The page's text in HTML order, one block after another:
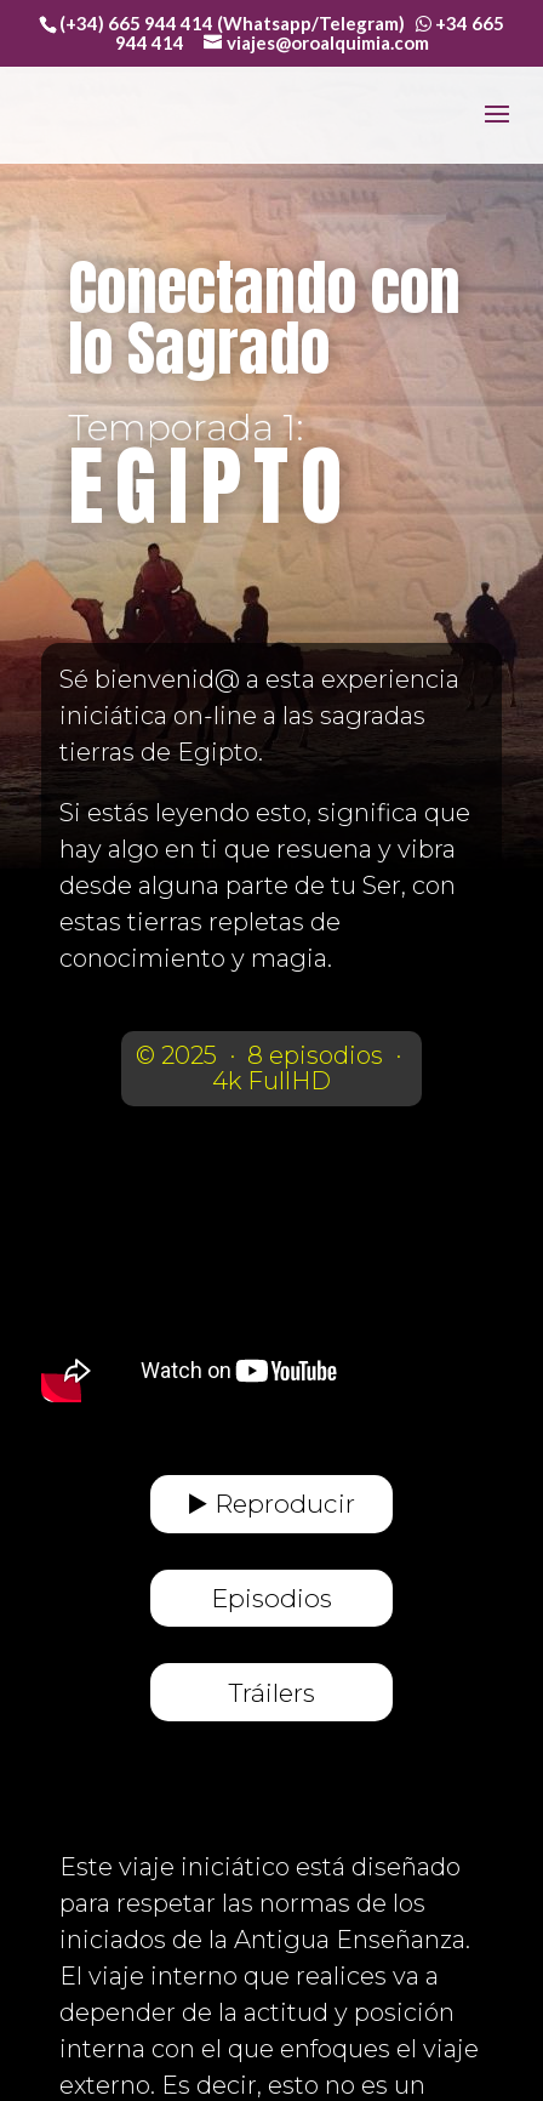
(+34) 665 944 414 (Whatsapp/Telegram)
+34 665
944 414
viajes@oroalquimia.com
Conectando con
lo Sagrado
Temporada 1:
EGIPTO
Sé bienvenid@ a esta experiencia
iniciática on-line a las sagradas
tierras de Egipto.
Si estás leyendo esto, significa que
hay algo en ti que resuena y vibra
desde alguna parte de tu Ser, con
estas tierras repletas de
conocimiento y magia.
© 2025 · 8 episodios ·
4k FullHD
▶️ Reproducir
Episodios
Tráilers
Este viaje iniciático está diseñado
para respetar las normas de los
iniciados de la Antigua Enseñanza.
El viaje interno que realices va a
depender de la actitud y posición
interna con el que enfoques el viaje
externo. Es decir, esto no es un